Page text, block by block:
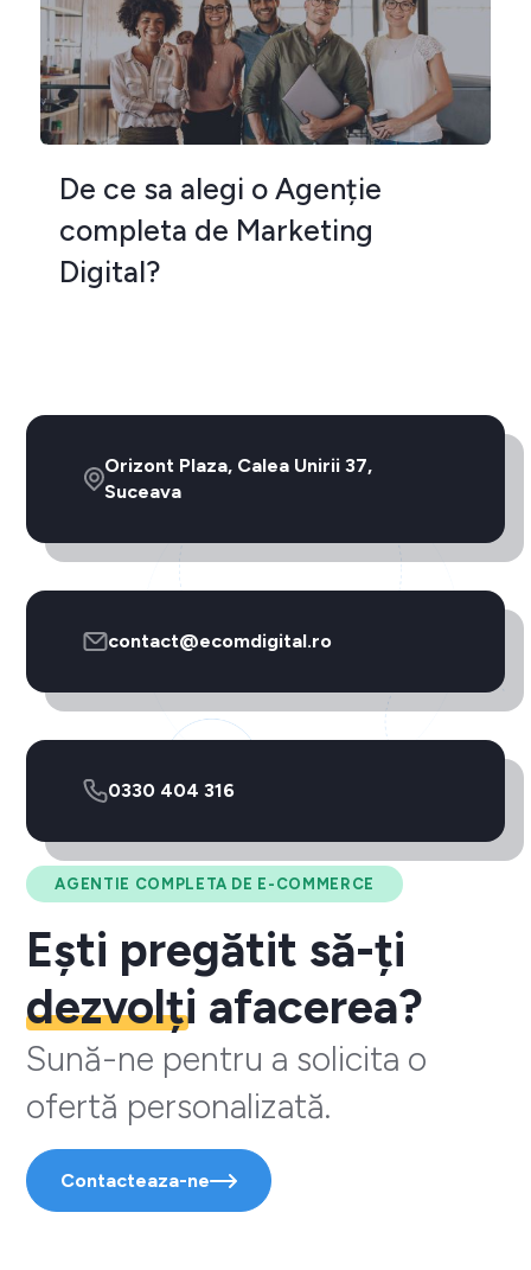
De ce sa alegi o Agenție
completa de Marketing
Digital?
AGENTIE COMPLETA DE E-COMMERCE
Ești pregătit să-ți
dezvolți afacerea?
Sună-ne pentru a solicita o
ofertă personalizată.
Contacteaza-ne
Orizont Plaza, Calea Unirii 37,
Suceava
contact@ecomdigital.ro
0330 404 316